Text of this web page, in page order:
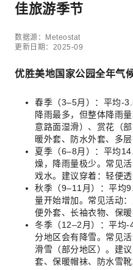
佳旅游季节
数据源：Meteostat
更新日期：2025-09
优胜美地国家公园全年气
春季（3–5月）：平均-
降雨最多，但整体降雨
意路面湿滑）、赏花（
暖外套、防水外套、多层
夏季（6–8月）：平均
燥，降雨量极少。常见
戏水。建议穿着：轻便
秋季（9–11月）：平均
量开始增加。常见活动
便外套、长袖衣物、保暖
冬季（12–2月）：平均-
分地区会有降雪。常见
滑雪（部分地区）。建
套、保暖帽袜、防水雪靴